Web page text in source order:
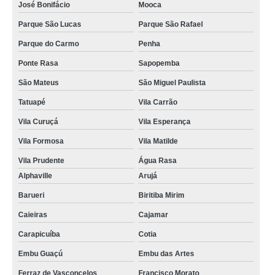
José Bonifácio Mooca
Parque São Lucas Parque São Rafael
Parque do Carmo Penha
Ponte Rasa Sapopemba
São Mateus São Miguel Paulista
Tatuapé Vila Carrão
Vila Curuçá Vila Esperança
Vila Formosa Vila Matilde
Vila Prudente
Água Rasa
Alphaville
Arujá
Barueri Biritiba Mirim
Caieiras Cajamar
Carapicuíba Cotia
Embu Guaçú Embu das Artes
Ferraz de Vasconcelos Francisco Morato